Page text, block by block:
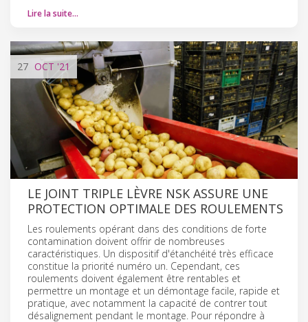
Lire la suite…
27 OCT '21
LE JOINT TRIPLE LÈVRE NSK ASSURE UNE
PROTECTION OPTIMALE DES ROULEMENTS
Les roulements opérant dans des conditions de forte
contamination doivent offrir de nombreuses
caractéristiques. Un dispositif d'étanchéité très efficace
constitue la priorité numéro un. Cependant, ces
roulements doivent également être rentables et
permettre un montage et un démontage facile, rapide et
pratique, avec notamment la capacité de contrer tout
désalignement pendant le montage. Pour répondre à